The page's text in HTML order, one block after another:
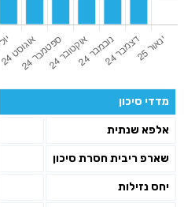
מדדי סיכון
אלפא שנתית
שארפ ריבית חסרת סיכון
יחס נזילות